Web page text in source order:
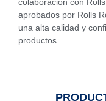
aprobados por Rolls
una alta calidad y
productos.